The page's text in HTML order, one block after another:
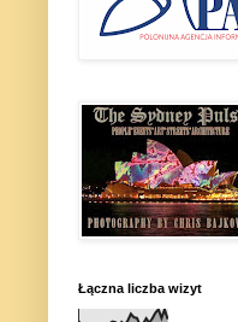
Łączna liczba wizyt